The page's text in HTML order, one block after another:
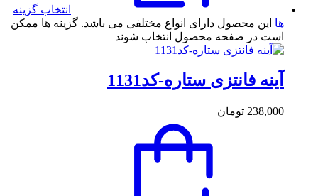
انتخاب گزینه
ها این محصول دارای انواع مختلفی می باشد. گزینه ها ممکن
است در صفحه محصول انتخاب شوند
آینه فانتزی ستاره-کد1131
238,000 تومان